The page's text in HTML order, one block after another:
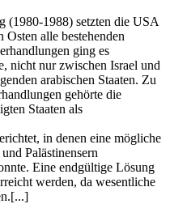
(1980-1988) setzten die USA
alle bestehenden
ging es
nicht nur zwischen Israel und
arabischen Staaten. Zu
gehörte die
Staaten als
in denen eine mögliche
Palästinensern
Eine endgültige Lösung
werden, da wesentliche